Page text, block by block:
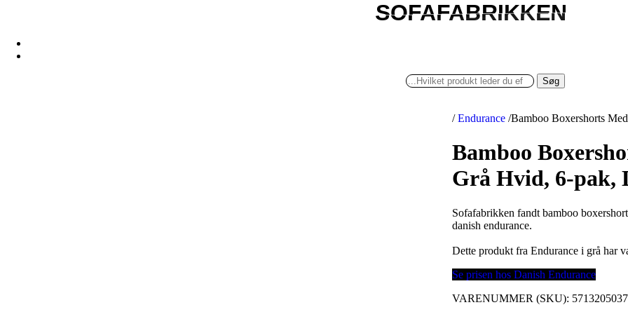
SOFAFABRIKKEN
SOFAFABRIKKEN
Søg
/ Endurance /Bamboo Boxershorts
Bamboo
Grå Hvid, 6-pak,
Sofafabrikken fandt bamboo
danish endurance.
Dette produkt fra Endurance i grå har
Se prisen hos Danish Endurance
VARENUMMER (SKU):